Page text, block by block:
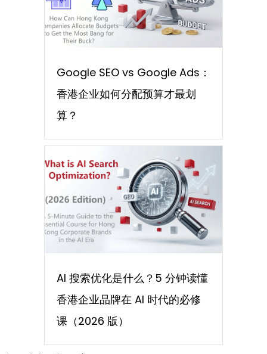
Google SEO vs Google Ads：
香港企业如何分配预算才最划
算？
AI 搜索优化是什么？5 分钟读懂
香港企业品牌在 AI 时代的必修
课（2026 版）